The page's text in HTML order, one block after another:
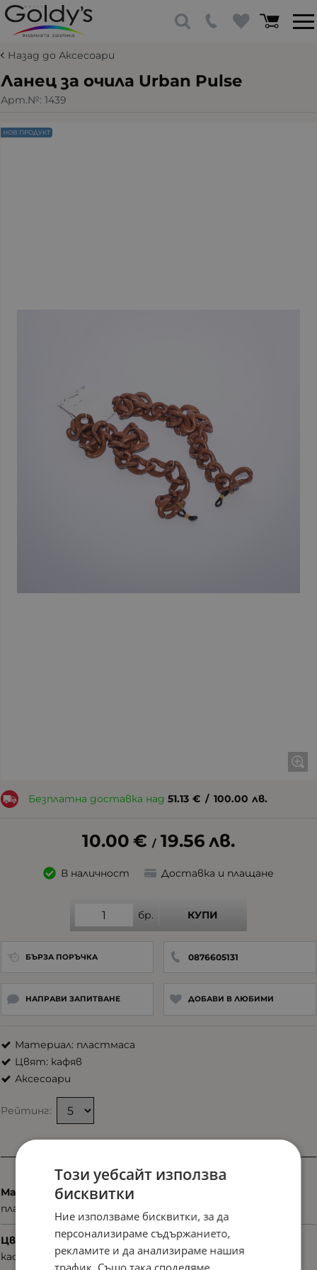
Назад до Аксесоари
Ланец за очила Urban Pulse
Арт.№: 1439
НОВ ПРОДУКТ
Безплатна доставка над 51.13 € / 100.00 лв.
10.00 € / 19.56 лв.
В наличност Доставка и плащане
бр. КУПИ
БЪРЗА ПОРЪЧКА 0876605131
НАПРАВИ ЗАПИТВАНЕ ДОБАВИ В ЛЮБИМИ
Материал: пластмаса
Цвят: кафяв
Аксесоари
Рейтинг:
Материал
пластмаса
Цвят
кафяв
Този уебсайт използва
бисквитки
Ние използваме бисквитки, за да
персонализираме съдържанието,
рекламите и да анализираме нашия
трафик. Също така споделяме